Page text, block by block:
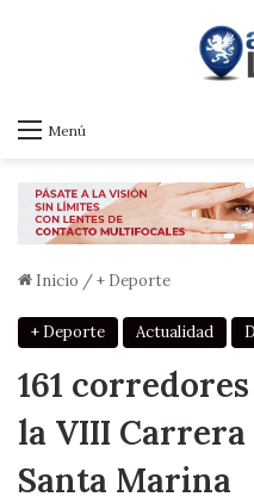
Menú
Inicio /+ Deporte
+ Deporte Actualidad
161
la VIII
Santa Marina